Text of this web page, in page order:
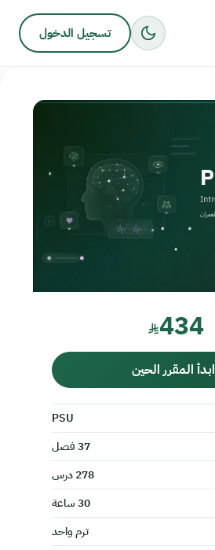
تسجيل الدخول
434
ابدأ المقرر الحين
PSU
37 فصل
278 درس
30 ساعة
ترم واحد